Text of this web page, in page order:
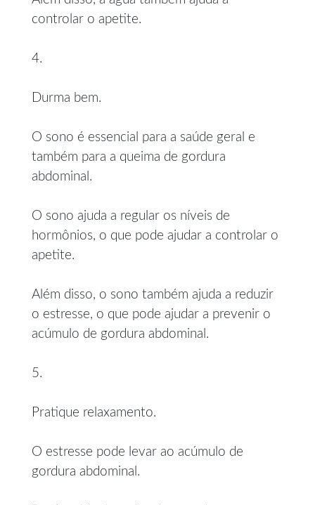
controlar o apetite.
4.
Durma bem.
O sono é essencial para a saúde geral e
também para a queima de gordura
abdominal.
O sono ajuda a regular os níveis de
hormônios, o que pode ajudar a controlar o
apetite.
Além disso, o sono também ajuda a reduzir
o estresse, o que pode ajudar a prevenir o
acúmulo de gordura abdominal.
5.
Pratique relaxamento.
O estresse pode levar ao acúmulo de
gordura abdominal.